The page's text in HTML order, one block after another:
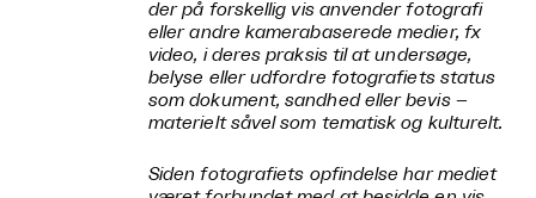
der på forskellig vis anvender fotografi
eller andre kamerabaserede medier, fx
video, i deres praksis til at undersøge,
belyse eller udfordre fotografiets status
som dokument, sandhed eller bevis –
materielt såvel som tematisk og kulturelt.
Siden fotografiets opfindelse har mediet